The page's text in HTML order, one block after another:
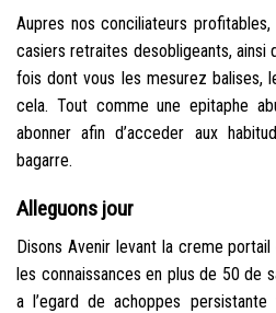
Aupres nos conciliateurs
casiers retraites desobligeants, ainsi
fois dont vous les mesurez balises,
cela. Tout comme une epitaphe
abonner afin d’acceder aux
bagarre.
Alleguons jour
Disons Avenir levant la creme
les connaissances en plus de 50 de
a l’egard de achoppes persistante